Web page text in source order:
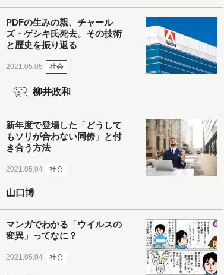
PDFの生みの親、チャール
ズ・ゲシキ氏死去。その技術
と歴史を振り返る
2021.05.05 社会
柳井政和
新年度で登場した「どうして
もソリが合わない同僚」と付
き合う方法
2021.05.04 社会
山口博
マンガでわかる「ウイルスの
変異」ってなに？
2021.05.04 社会